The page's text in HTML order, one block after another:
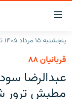
لینک‌های
قابلیت
دسترسی
بازگشت
منویجهان
پنجشنبه ۱۵ مرداد ۱۴۰۵ تهران ۱۰:۳۳
قربانیان ۸۸
عبدالرضا
مطبش ترور